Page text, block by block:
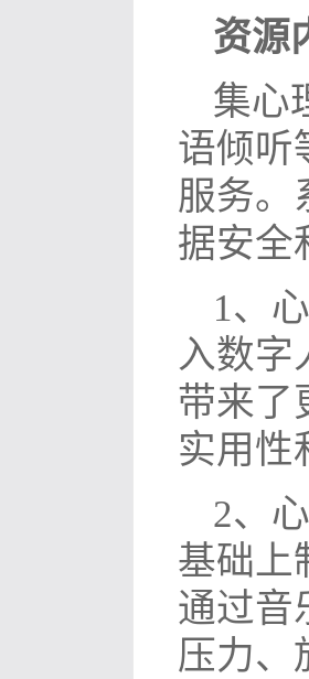
资源
集心
语倾听
服务。
据安全
1、
入数字
带来了
实用性
2、
基础上
通过音
压力、